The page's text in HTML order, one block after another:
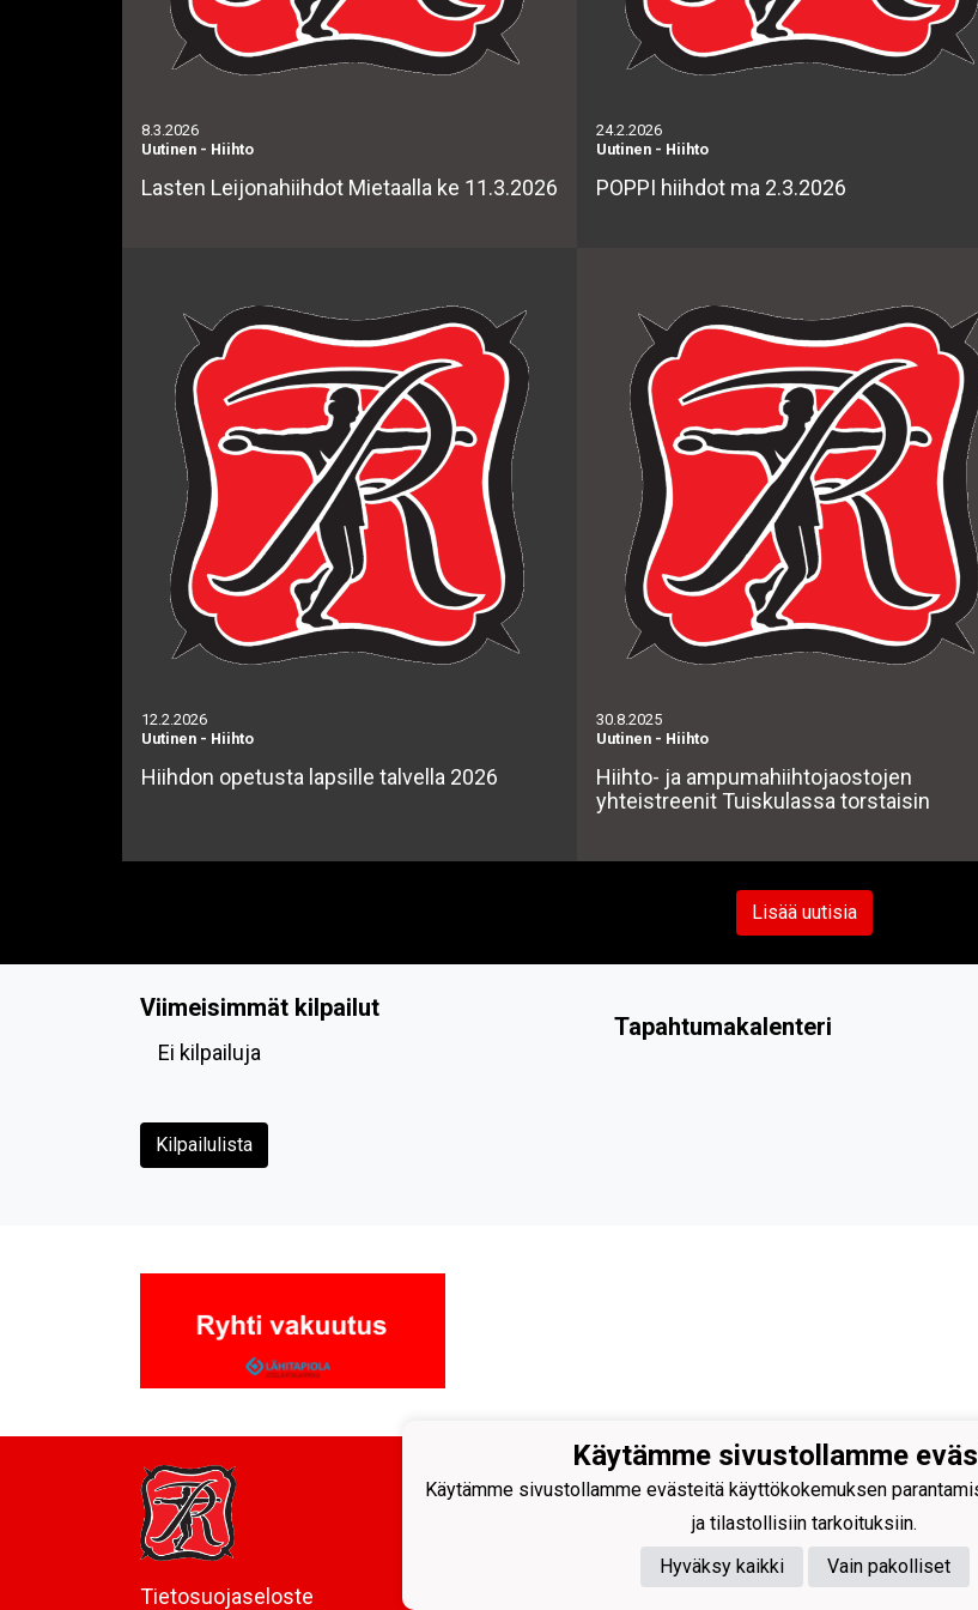
8.3.2026
Uutinen - Hiihto
Lasten Leijonahiihdot Mietaalla ke 11.3.2026
24.2.2026
Uutinen - Hiihto
POPPI hiihdot ma 2.3.2026
12.2.2026
Uutinen - Hiihto
Hiihdon opetusta lapsille talvella 2026
30.8.2025
Uutinen - Hiihto
Hiihto- ja ampumahiihtojaostojen
yhteistreenit Tuiskulassa torstaisin
Lisää uutisia
Viimeisimmät kilpailut
Ei kilpailuja
Kilpailulista
Tapahtumakalenteri
Tietosuojaseloste
Kurikan Ryhti ry
c/o Yrityspalvelu Junikco Oy
Kurikantie 4, 61300 Kurikka
0209072-4
kurikan.ryhti@netikka.fi
Käytämme sivustollamme
Käytämme sivustollamme evästeitä käyttökokemuksen
ja tilastollisiin tarkoituksiin.
Hyväksy kaikki
Vain pakolliset